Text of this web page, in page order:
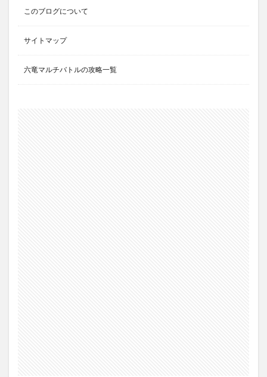
このブログについて
サイトマップ
六竜マルチバトルの攻略一覧